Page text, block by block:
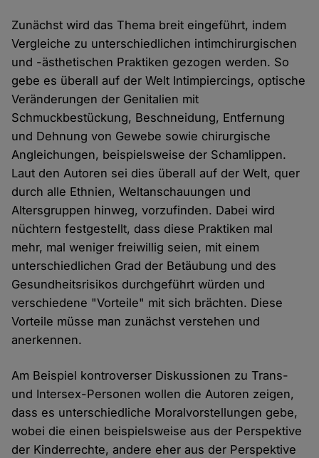
Zunächst wird das Thema breit eingeführt, indem
Vergleiche zu unterschiedlichen intimchirurgischen
und -ästhetischen Praktiken gezogen werden. So
gebe es überall auf der Welt Intimpiercings, optische
Veränderungen der Genitalien mit
Schmuckbestückung, Beschneidung, Entfernung
und Dehnung von Gewebe sowie chirurgische
Angleichungen, beispielsweise der Schamlippen.
Laut den Autoren sei dies überall auf der Welt, quer
durch alle Ethnien, Weltanschauungen und
Altersgruppen hinweg, vorzufinden. Dabei wird
nüchtern festgestellt, dass diese Praktiken mal
mehr, mal weniger freiwillig seien, mit einem
unterschiedlichen Grad der Betäubung und des
Gesundheitsrisikos durchgeführt würden und
verschiedene "Vorteile" mit sich brächten. Diese
Vorteile müsse man zunächst verstehen und
anerkennen.
Am Beispiel kontroverser Diskussionen zu Trans-
und Intersex-Personen wollen die Autoren zeigen,
dass es unterschiedliche Moralvorstellungen gebe,
wobei die einen beispielsweise aus der Perspektive
der Kinderrechte, andere eher aus der Perspektive